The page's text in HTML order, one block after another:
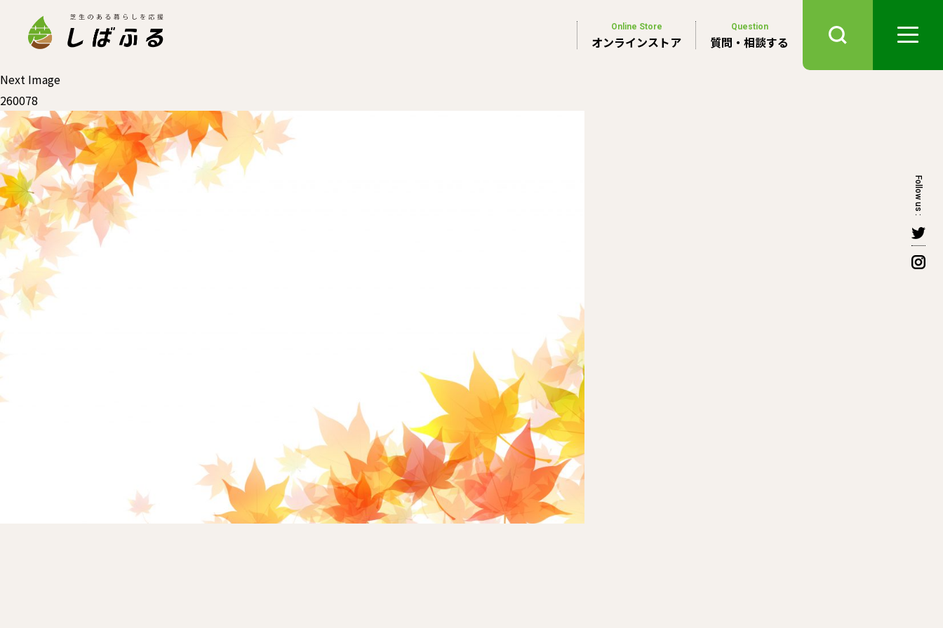
Online Store
オンラインストア
Question
質問・相談する
Follow us :
Next Image
260078